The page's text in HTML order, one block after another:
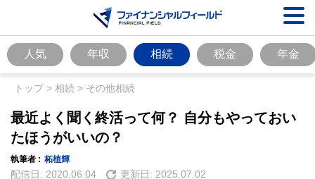
人気 年収 相続 税金 年金
トップ> 相続 > その他相続
最近よく聞く終活って何？ 自分もやっておい
たほうがいいの？
執筆者 : 柘植輝
配信日: 2020.06.04 更新日: 2025.07.02